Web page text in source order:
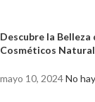
Descubre la
Cosméticos
mayo 10, 2024No